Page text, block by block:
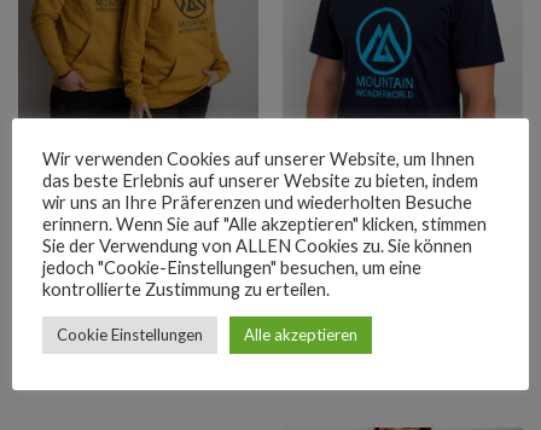
BEKLEIDUNG
Mountain Wonderworld Logo
Hoodie Unisex
59,95€
Kein Mehrwertsteuerausweis,
(1) UStG.
BEKLEIDUNG
Mountain Wonderworld T-Shirt
Men Darkblue
24,95€
Kein Mehrwertsteuerausweis,
(1) UStG.
Wir verwenden Cookies auf unserer Website, um Ihnen
das beste Erlebnis auf unserer Website zu bieten, indem
wir uns an Ihre Präferenzen und wiederholten Besuche
erinnern. Wenn Sie auf "Alle akzeptieren" klicken, stimmen
Sie der Verwendung von ALLEN Cookies zu. Sie können
jedoch "Cookie-Einstellungen" besuchen, um eine
kontrollierte Zustimmung zu erteilen.
Cookie Einstellungen Alle akzeptieren